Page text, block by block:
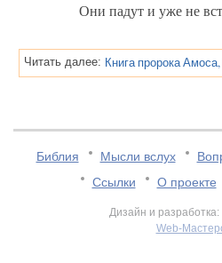
Они падут и уже не
Читать далее:
Библия Мысли вслух
Ссылки
О проекте
Дизайн и
Web-